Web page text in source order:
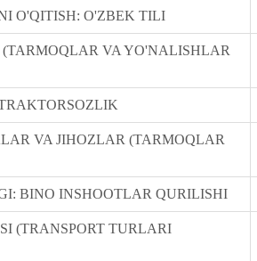
O'QITISH: O'ZBEK TILI
VA YO'NALISHLAR
VA JIHOZLAR (TARMOQLAR
BINO INSHOOTLAR QURILISHI
(TRANSPORT TURLARI